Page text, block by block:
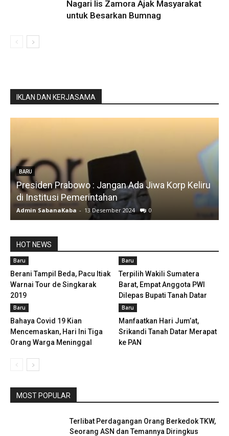
Nagari Iis Zamora Ajak Masyarakat
untuk Besarkan Bumnag
IKLAN DAN KERJASAMA
BARU
Presiden Prabowo : Jangan Ada Jiwa Korp Keliru
di Institusi Pemerintahan
Admin SabanaKaba - 13 Desember 2024 0
HOT NEWS
Baru
Berani Tampil Beda, Pacu Itiak
Warnai Tour de Singkarak
2019
Baru
Terpilih Wakili Sumatera
Barat, Empat Anggota PWI
Dilepas Bupati Tanah Datar
Baru
Bahaya Covid 19 Kian
Mencemaskan, Hari Ini Tiga
Orang Warga Meninggal
Baru
Manfaatkan Hari Jum’at,
Srikandi Tanah Datar Merapat
ke PAN
MOST POPULAR
Terlibat Perdagangan Orang Berkedok TKW,
Seorang ASN dan Temannya Diringkus